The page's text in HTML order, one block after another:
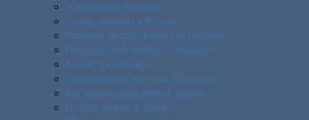
Зонирование магазина
Дизайн магазина в Москве
Продажа оборудования для магазина
Оборудование торговых площадей
Дизайн проект кафе
Оборудование магазина "Продукты"
Как открыть продуктовый магазин
Открыть бизнес в кризис